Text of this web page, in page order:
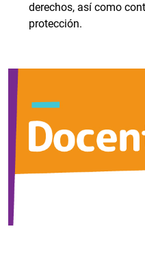
derechos, así como
protección.